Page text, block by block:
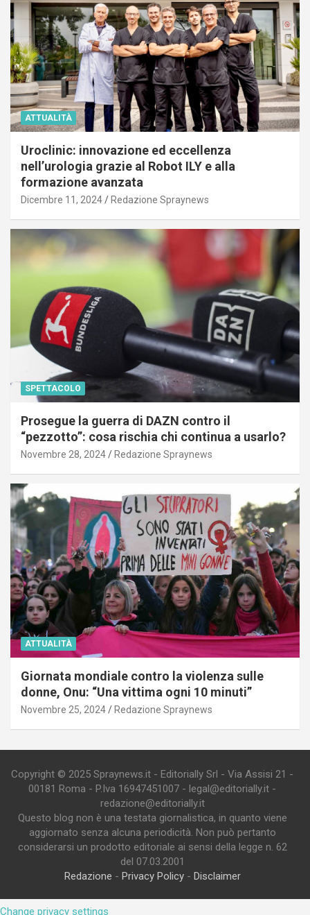
ATTUALITÀ
Uroclinic: innovazione ed eccellenza
nell’urologia grazie al Robot ILY e alla
formazione avanzata
Dicembre 11, 2024 Redazione Spraynews
SPETTACOLO
Prosegue la guerra di DAZN contro il
“pezzotto”: cosa rischia chi continua a usarlo?
Novembre 28, 2024 Redazione Spraynews
ATTUALITÀ
Giornata mondiale contro la violenza sulle
donne, Onu: “Una vittima ogni 10 minuti”
Novembre 25, 2024 Redazione Spraynews
Copyright © 2025 Spraynews.it - Editorially Srl - Via Assisi 21 -
00181 Roma - P.Iva 16947451007 - legal@editorially.it -
redazione@editorially.it
Questo blog non è una testata giornalistica, in quanto viene
aggiornato senza alcuna periodicità. Non può pertanto
considerarsi un prodotto editoriale ai sensi della legge n. 62
del 07.03.2001
Redazione - Privacy Policy- Disclaimer
Change privacy settings